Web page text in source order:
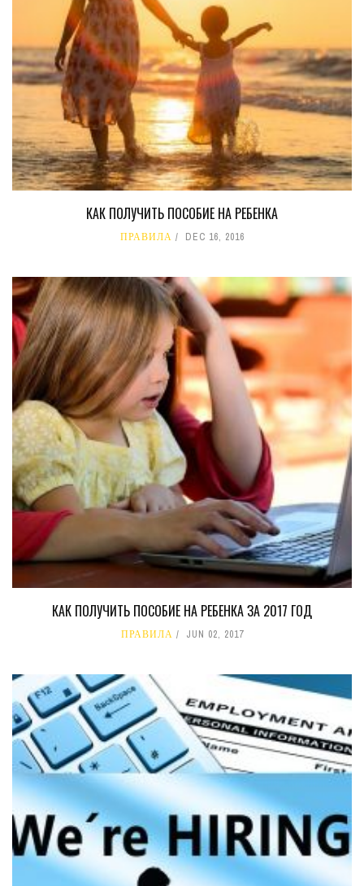
КАК ПОЛУЧИТЬ ПОСОБИЕ НА РЕБЕНКА
ПРАВИЛА DEC 16, 2016
КАК ПОЛУЧИТЬ ПОСОБИЕ НА РЕБЕНКА ЗА 2017 ГОД
ПРАВИЛА JUN 02, 2017